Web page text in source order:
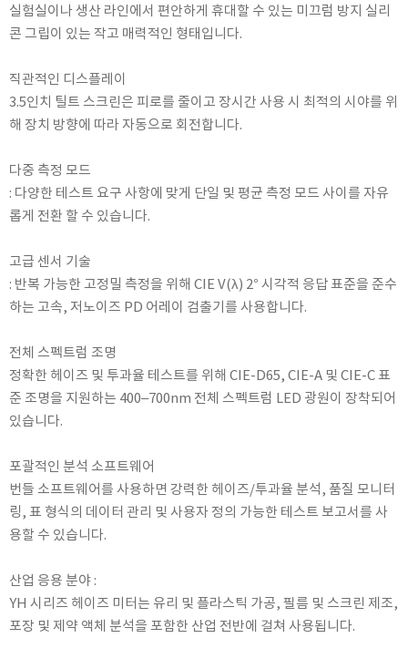
SENSECA
Sensortechnikk Meinsberg
SENTRY
SHINAGAWA
Showa sokki
SIMCO
Solarmeter®
SONIC CORPORATION
T&D
TENMARS
Termoprodukt
TFA Dostmann
TOA-DKK
TSI
UNITTA
WATER-I.D
WTW
실험실이나 생산 라인에서 편안하게 휴대할 수 있는 미끄럼 방지 실리
콘 그립이 있는 작고 매력적인 형태입니다.
직관적인 디스플레이
3.5인치 틸트 스크린은 피로를 줄이고 장시간 사용 시 최적의 시야를 위
해 장치 방향에 따라 자동으로 회전합니다.
다중 측정 모드
: 다양한 테스트 요구 사항에 맞게 단일 및 평균 측정 모드 사이를 자유
롭게 전환 할 수 있습니다.
고급 센서 기술
: 반복 가능한 고정밀 측정을 위해 CIE V(λ) 2° 시각적 응답 표준을 준수
하는 고속, 저노이즈 PD 어레이 검출기를 사용합니다.
전체 스펙트럼 조명
정확한 헤이즈 및 투과율 테스트를 위해 CIE-D65, CIE-A 및 CIE-C 표
준 조명을 지원하는 400–700nm 전체 스펙트럼 LED 광원이 장착되어
있습니다.
포괄적인 분석 소프트웨어
번들 소프트웨어를 사용하면 강력한 헤이즈/투과율 분석, 품질 모니터
링, 표 형식의 데이터 관리 및 사용자 정의 가능한 테스트 보고서를 사
용할 수 있습니다.
산업 응용 분야 :
YH 시리즈 헤이즈 미터는 유리 및 플라스틱 가공, 필름 및 스크린 제조,
포장 및 제약 액체 분석을 포함한 산업 전반에 걸쳐 사용됩니다.